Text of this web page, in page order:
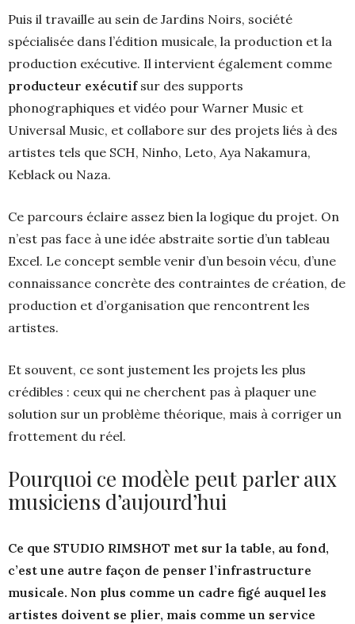
Puis il travaille au sein de Jardins Noirs, société
spécialisée dans l’édition musicale, la production et la
production exécutive. Il intervient également comme
producteur exécutifsur des supports
phonographiques et vidéo pour Warner Music et
Universal Music, et collabore sur des projets liés à des
artistes tels que SCH, Ninho, Leto, Aya Nakamura,
Keblack ou Naza.
Ce parcours éclaire assez bien la logique du projet. On
n’est pas face à une idée abstraite sortie d’un tableau
Excel. Le concept semble venir d’un besoin vécu, d’une
connaissance concrète des contraintes de création, de
production et d’organisation que rencontrent les
artistes.
Et souvent, ce sont justement les projets les plus
crédibles : ceux qui ne cherchent pas à plaquer une
solution sur un problème théorique, mais à corriger un
frottement du réel.
Pourquoi ce modèle peut parler aux
musiciens d’aujourd’hui
Ce que STUDIO RIMSHOT met sur la table, au fond,
c’est une autre façon de penser l’infrastructure
musicale. Non plus comme un cadre figé auquel les
artistes doivent se plier, mais comme un service